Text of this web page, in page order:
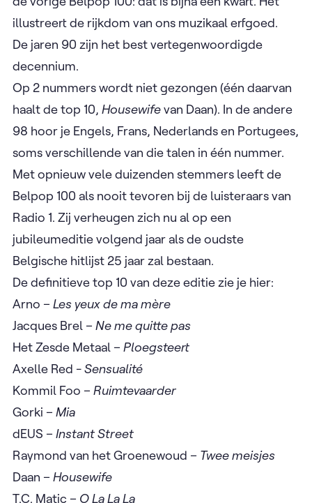
illustreert de rijkdom van ons muzikaal erfgoed.
De jaren 90 zijn het best vertegenwoordigde
decennium. ​
Op 2 nummers wordt niet gezongen (één daarvan
haalt de top 10, Housewifevan Daan). In de andere
98 hoor je Engels, Frans, Nederlands en Portugees,
soms verschillende van die talen in één nummer. ​
Met opnieuw vele duizenden stemmers leeft de
Belpop 100 als nooit tevoren bij de luisteraars van
Radio 1. Zij verheugen zich nu al op een
jubileumeditie volgend jaar als de oudste
Belgische hitlijst 25 jaar zal bestaan.
De definitieve top 10 van deze editie zie je hier:
Arno – Les yeux de ma mère
Jacques Brel – Ne me quitte pas ​
Het Zesde Metaal – Ploegsteert
Axelle Red -Sensualité
Kommil Foo – Ruimtevaarder
Gorki – Mia
dEUS – Instant Street
Raymond van het Groenewoud – Twee meisjes
Daan – Housewife
T.C. Matic – O La La La